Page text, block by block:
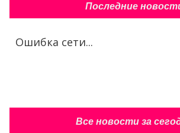
Последние
Ошибка сети...
Все новости за